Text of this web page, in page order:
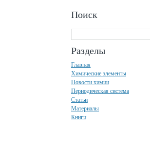
Поиск
Разделы
Главная
Химические элементы
Новости химии
Периодическая система
Статьи
Материалы
Книги